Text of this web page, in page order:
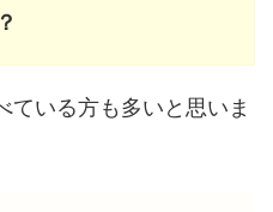
ている方も多いと思いま